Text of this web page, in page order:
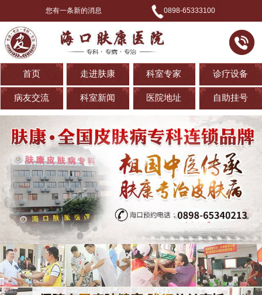
您有一条新的消息 0898-65333100
首页 走进肤康 科室专家 诊疗设备
病友交流 科室新闻 医院地址 自助挂号